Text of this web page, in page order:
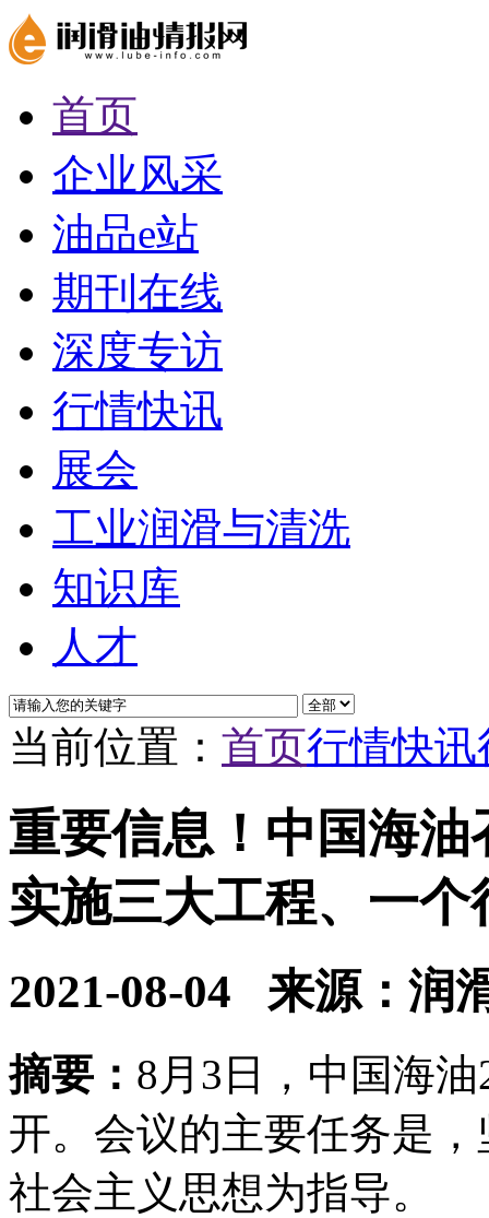
首页
企业风采
油品e站
期刊在线
深度专访
行情快讯
展会
工业润滑与清洗
知识库
人才
当前位置： 首页行情快讯
重要信息！中国海
实施三大工程、一个
2021-08-04 来源：润
摘要： 8月3日，中国海
开。会议的主要任务是
社会主义思想为指导。